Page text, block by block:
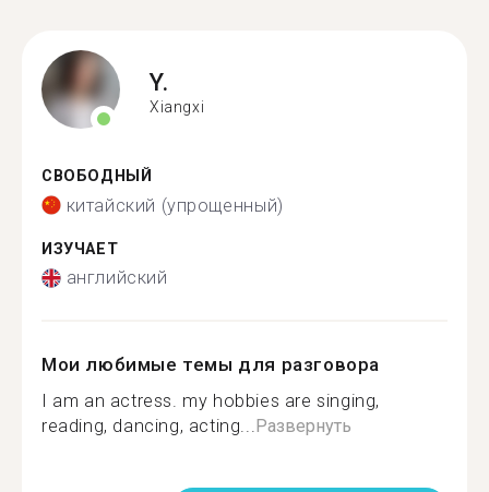
Y.
Xiangxi
СВОБОДНЫЙ
китайский (упрощенный)
ИЗУЧАЕТ
английский
Мои любимые темы для разговора
I am an actress. my hobbies are singing,
reading, dancing, acting...Развернуть